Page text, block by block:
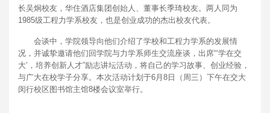
长吴炯校友，华住酒店集团创始人、董事长季琦校友。两人同为
1985级工程力学系校友，也是创业成功的杰出校友代表。
会谈中，学院领导向他们介绍了学校和工程力学系的发展情
况，并诚挚邀请他们回学院与力学系师生交流座谈，出席“‘学在交
大’，培养创新人才”励志讲坛活动，将自己的学习故事、创业经验，
与广大在校学子分享。本次活动计划于6月8日（周三）下午在交大
闵行校区图书馆主馆8楼会议室举行。